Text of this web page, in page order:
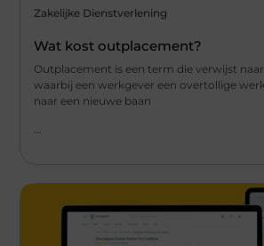
Zakelijke Dienstverlening
Wat kost outplacement?
Outplacement is een term die verwijst
waarbij een werkgever een overtollige
naar een nieuwe baan
...